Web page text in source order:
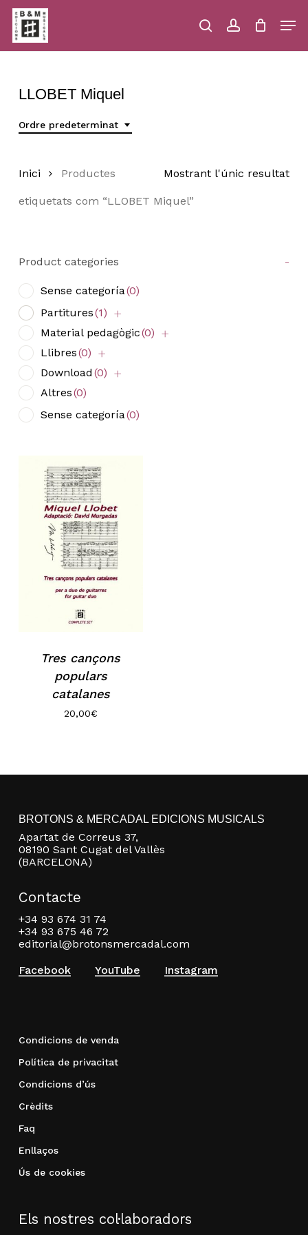
Skip
main
content
searchaccount
Close
LLOBET Miquel
Ordre predeterminat
Mostrant l'únic resultat
Inici Productes
etiquetats com “LLOBET Miquel”
Product categories -
Sense categoría(0)
Partitures(1)
Material pedagògic(0)
Llibres(0)
Download (0)
Altres(0)
Sense categoría(0)
Tres cançons
populars
catalanes
20,00€
BROTONS & MERCADAL EDICIONS MUSICALS
Apartat de Correus 37,
08190 Sant Cugat del Vallès
(BARCELONA)
Contacte
+34 93 674 31 74
+34 93 675 46 72
editorial@brotonsmercadal.com
Facebook
YouTube Instagram
Condicions de venda
Política de privacitat
Condicions d’ús
Crèdits
Faq
Enllaços
Ús de cookies
Els nostres col·laboradors
Menu